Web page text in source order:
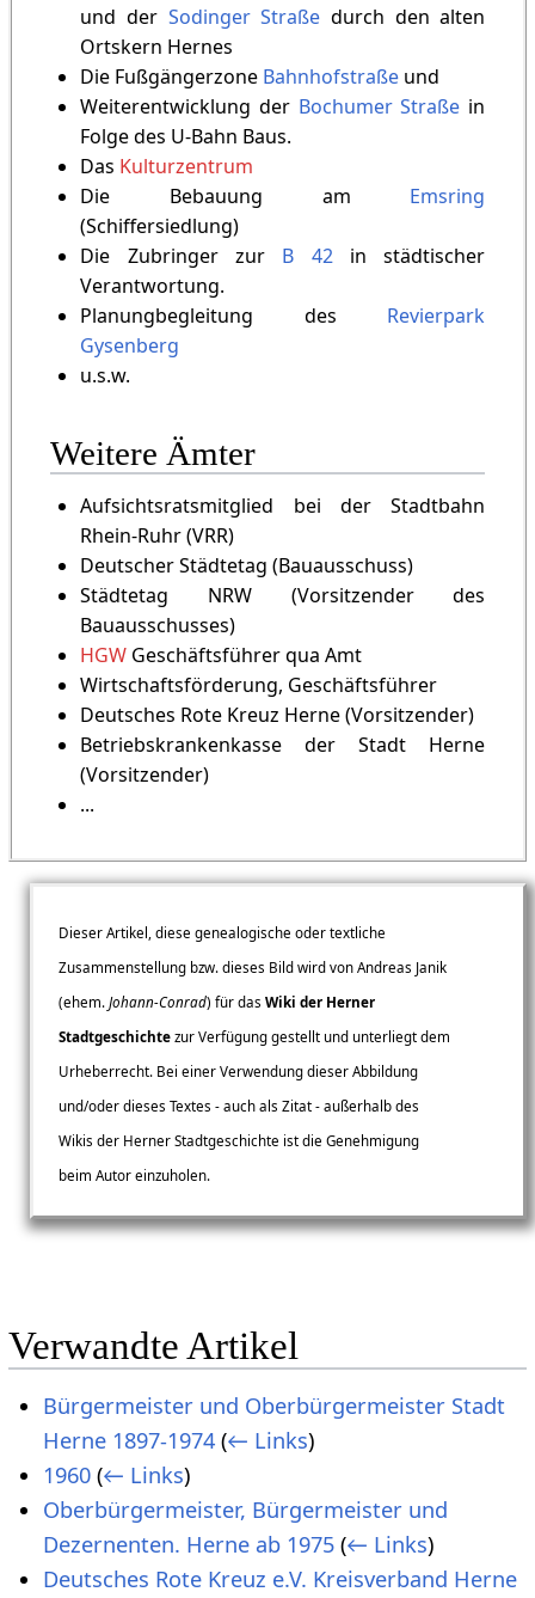
und der Sodinger Straße durch den alten
Ortskern Hernes
Die Fußgängerzone Bahnhofstraße und
Weiterentwicklung der Bochumer Straße in
Folge des U-Bahn Baus.
Das Kulturzentrum
Die Bebauung am Emsring
(Schiffersiedlung)
Die Zubringer zur B 42in städtischer
Verantwortung.
Planungbegleitung des Revierpark
Gysenberg
u.s.w.
Weitere Ämter
Aufsichtsratsmitglied bei der Stadtbahn
Rhein-Ruhr (VRR)
Deutscher Städtetag (Bauausschuss)
Städtetag NRW (Vorsitzender des
Bauausschusses)
HGW Geschäftsführer qua Amt
Wirtschaftsförderung, Geschäftsführer
Deutsches Rote Kreuz Herne (Vorsitzender)
Betriebskrankenkasse der Stadt Herne
(Vorsitzender)
...
Dieser Artikel, diese genealogische oder textliche
Zusammenstellung bzw. dieses Bild wird von Andreas Janik
(ehem.Johann-Conrad) für dasWiki der Herner
Stadtgeschichte zur Verfügung gestellt und unterliegt dem
Urheberrecht. Bei einer Verwendung dieser Abbildung
und/oder dieses Textes - auch als Zitat - außerhalb des
Wikis der Herner Stadtgeschichte ist die Genehmigung
beim Autor einzuholen.
Verwandte Artikel
Bürgermeister und Oberbürgermeister Stadt
Herne 1897-1974 (← Links)
1960 (← Links)
Oberbürgermeister, Bürgermeister und
Dezernenten. Herne ab 1975 (← Links)
Deutsches Rote Kreuz e.V. Kreisverband Herne